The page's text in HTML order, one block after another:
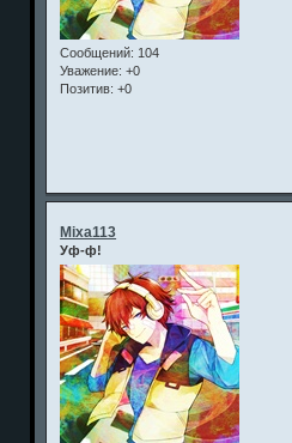
Сообщений: 104
Уважение: +0
Позитив: +0
Mixa113
Уф-ф!